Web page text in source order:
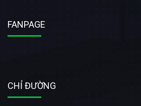
FANPAGE
CHỈ ĐƯỜNG